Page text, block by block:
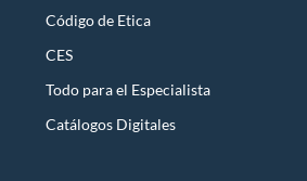
Código de Etica
CES
Todo para el Especialista
Catálogos Digitales